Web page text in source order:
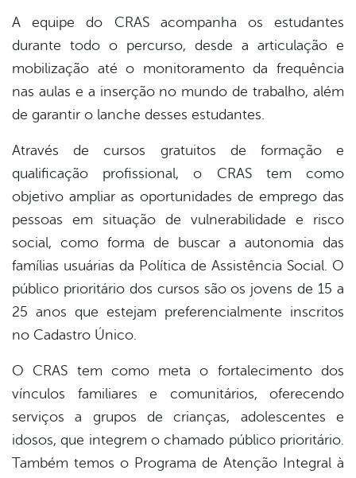
A equipe do CRAS acompanha os estudantes
durante todo o percurso, desde a articulação e
mobilização até o monitoramento da frequência
nas aulas e a inserção no mundo de trabalho, além
de garantir o lanche desses estudantes.
Através de cursos gratuitos de formação e
qualificação profissional, o CRAS tem como
objetivo ampliar as oportunidades de emprego das
pessoas em situação de vulnerabilidade e risco
social, como forma de buscar a autonomia das
famílias usuárias da Política de Assistência Social. O
público prioritário dos cursos são os jovens de 15 a
25 anos que estejam preferencialmente inscritos
no Cadastro Único.
O CRAS tem como meta o fortalecimento dos
vínculos familiares e comunitários, oferecendo
serviços a grupos de crianças, adolescentes e
idosos, que integrem o chamado público prioritário.
Também temos o Programa de Atenção Integral à